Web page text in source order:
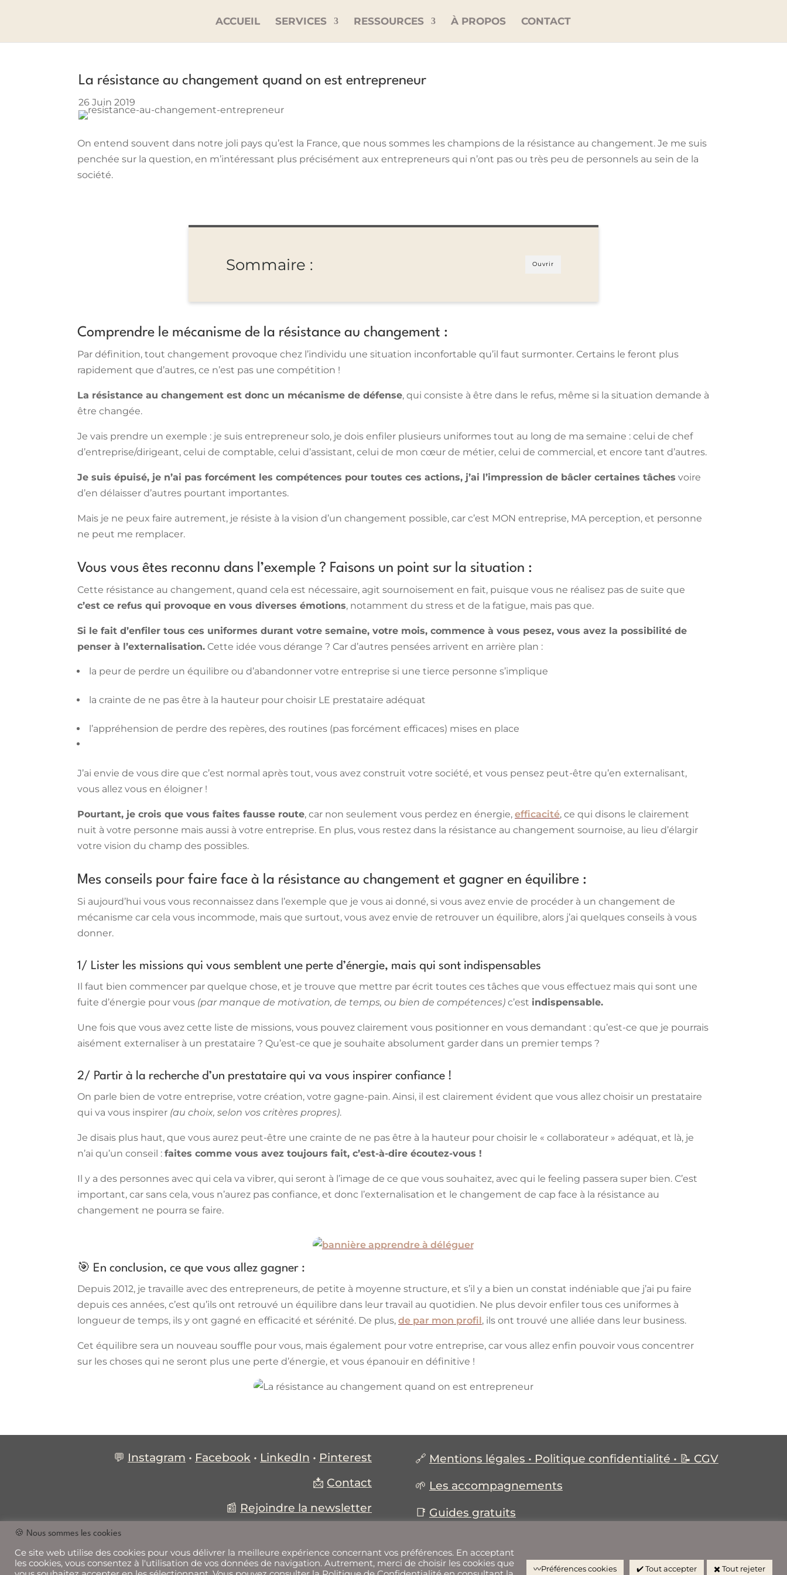
ACCUEIL SERVICES RESSOURCES À PROPOS CONTACT
La résistance au changement quand on est entrepreneur
26 Juin 2019
On entend souvent dans notre joli pays qu’est la France, que nous sommes les champions de la résistance au changement. Je me suis
penchée sur la question, en m’intéressant plus précisément aux entrepreneurs qui n’ont pas ou très peu de personnels au sein de la
société.
Ouvrir
Sommaire :
Comprendre le mécanisme de la résistance au changement :
Par définition, tout changement provoque chez l’individu une situation inconfortable qu’il faut surmonter. Certains le feront plus
rapidement que d’autres, ce n’est pas une compétition !
La résistance au changement est donc un mécanisme de défense, qui consiste à être dans le refus, même si la situation demande à
être changée.
Je vais prendre un exemple : je suis entrepreneur solo, je dois enfiler plusieurs uniformes tout au long de ma semaine : celui de chef
d’entreprise/dirigeant, celui de comptable, celui d’assistant, celui de mon cœur de métier, celui de commercial, et encore tant d’autres.
Je suis épuisé, je n’ai pas forcément les compétences pour toutes ces actions, j’ai l’impression de bâcler certaines tâches voire
d’en délaisser d’autres pourtant importantes.
Mais je ne peux faire autrement, je résiste à la vision d’un changement possible, car c’est MON entreprise, MA perception, et personne
ne peut me remplacer.
Vous vous êtes reconnu dans l’exemple ? Faisons un point sur la situation :
Cette résistance au changement, quand cela est nécessaire, agit sournoisement en fait, puisque vous ne réalisez pas de suite que
c’est ce refus qui provoque en vous diverses émotions, notamment du stress et de la fatigue, mais pas que.
Si le fait d’enfiler tous ces uniformes durant votre semaine, votre mois, commence à vous pesez, vous avez la possibilité de
penser à l’externalisation. Cette idée vous dérange ? Car d’autres pensées arrivent en arrière plan :
la peur de perdre un équilibre ou d’abandonner votre entreprise si une tierce personne s’implique
la crainte de ne pas être à la hauteur pour choisir LE prestataire adéquat
l’appréhension de perdre des repères, des routines (pas forcément efficaces) mises en place
J’ai envie de vous dire que c’est normal après tout, vous avez construit votre société, et vous pensez peut-être qu’en externalisant,
vous allez vous en éloigner !
Pourtant, je crois que vous faites fausse route, car non seulement vous perdez en énergie, efficacité, ce qui disons le clairement
nuit à votre personne mais aussi à votre entreprise. En plus, vous restez dans la résistance au changement sournoise, au lieu d’élargir
votre vision du champ des possibles.
Mes conseils pour faire face à la résistance au changement et gagner en équilibre :
Si aujourd’hui vous vous reconnaissez dans l’exemple que je vous ai donné, si vous avez envie de procéder à un changement de
mécanisme car cela vous incommode, mais que surtout, vous avez envie de retrouver un équilibre, alors j’ai quelques conseils à vous
donner.
1/ Lister les missions qui vous semblent une perte d’énergie, mais qui sont indispensables
Il faut bien commencer par quelque chose, et je trouve que mettre par écrit toutes ces tâches que vous effectuez mais qui sont une
fuite d’énergie pour vous (par manque de motivation, de temps, ou bien de compétences) c’est indispensable.
Une fois que vous avez cette liste de missions, vous pouvez clairement vous positionner en vous demandant : qu’est-ce que je pourrais
aisément externaliser à un prestataire ? Qu’est-ce que je souhaite absolument garder dans un premier temps ?
2/ Partir à la recherche d’un prestataire qui va vous inspirer confiance !
On parle bien de votre entreprise, votre création, votre gagne-pain. Ainsi, il est clairement évident que vous allez choisir un prestataire
qui va vous inspirer (au choix, selon vos critères propres).
Je disais plus haut, que vous aurez peut-être une crainte de ne pas être à la hauteur pour choisir le « collaborateur » adéquat, et là, je
n’ai qu’un conseil : faites comme vous avez toujours fait, c’est-à-dire écoutez-vous !
Il y a des personnes avec qui cela va vibrer, qui seront à l’image de ce que vous souhaitez, avec qui le feeling passera super bien. C’est
important, car sans cela, vous n’aurez pas confiance, et donc l’externalisation et le changement de cap face à la résistance au
changement ne pourra se faire.
🎯 En conclusion, ce que vous allez gagner :
Depuis 2012, je travaille avec des entrepreneurs, de petite à moyenne structure, et s’il y a bien un constat indéniable que j’ai pu faire
depuis ces années, c’est qu’ils ont retrouvé un équilibre dans leur travail au quotidien. Ne plus devoir enfiler tous ces uniformes à
longueur de temps, ils y ont gagné en efficacité et sérénité. De plus, de par mon profil, ils ont trouvé une alliée dans leur business.
Cet équilibre sera un nouveau souffle pour vous, mais également pour votre entreprise, car vous allez enfin pouvoir vous concentrer
sur les choses qui ne seront plus une perte d’énergie, et vous épanouir en définitive !
💬 Instagram • Facebook • LinkedIn • Pinterest
📩 Contact
📰 Rejoindre la newsletter
🔗 Mentions légales • Politique confidentialité • 📝 CGV
🌱 Les accompagnements
📑 Guides gratuits
🍪 Nous sommes les cookies
Ce site web utilise des cookies pour vous délivrer la meilleure expérience concernant vos préférences. En acceptant
les cookies, vous consentez à l'utilisation de vos données de navigation. Autrement, merci de choisir les cookies que
〰️Préférences cookies ✔️ Tout accepter ✖️ Tout rejeter